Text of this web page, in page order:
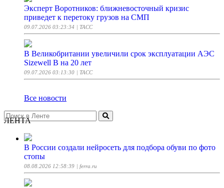
Эксперт Воротников: ближневосточный кризис
приведет к перетоку грузов на СМП
09.07.2026 03:23:34 | ТАСС
В Великобритании увеличили срок эксплуатации АЭС
Sizewell B на 20 лет
09.07.2026 03:13:30 | ТАСС
Все новости
ЛЕНТА
В России создали нейросеть для подбора обуви по фото
стопы
08.08.2026 12:58:39 | ferra.ru